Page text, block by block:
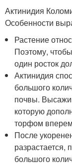
Актинидия
Особенности
Растение
Поэтому,
один росток
Актинидия
большого
почвы.
которую
торфом
После
разрастается,
большого